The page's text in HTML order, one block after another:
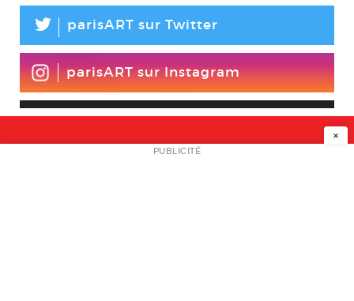
L parisART sur Twitter
parisART sur Instagram
NEWSLETTER
×
PUBLICITÉ